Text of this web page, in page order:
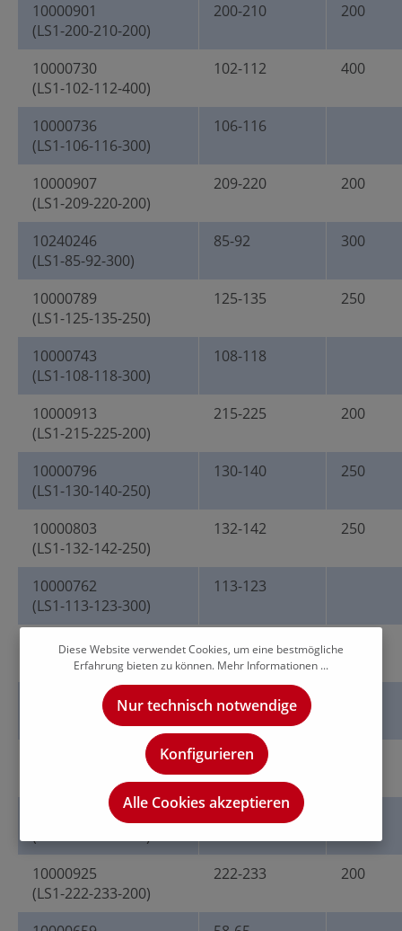
10000901
(LS1-200-210-200)
200-210 200
10000730
(LS1-102-112-400)
102-112 400
10000736
(LS1-106-116-300)
106-116
10000907
(LS1-209-220-200)
209-220 200
10240246
(LS1-85-92-300)
85-92 300
10000789
(LS1-125-135-250)
125-135 250
10000743
(LS1-108-118-300)
108-118
10000913
(LS1-215-225-200)
215-225 200
10000796
(LS1-130-140-250)
130-140 250
10000803
(LS1-132-142-250)
132-142 250
10000762
(LS1-113-123-300)
113-123
10000919
(LS1-219-229-200)
219-229 200
(LS1-159-170-200)
159-170
(LS1-116-125-300)
116-125
118-128
10000925
(LS1-222-233-200)
222-233 200
Diese Website verwendet Cookies, um eine bestmögliche
Erfahrung bieten zu können. Mehr Informationen ...
Nur technisch notwendige
Konfigurieren
Alle Cookies akzeptieren